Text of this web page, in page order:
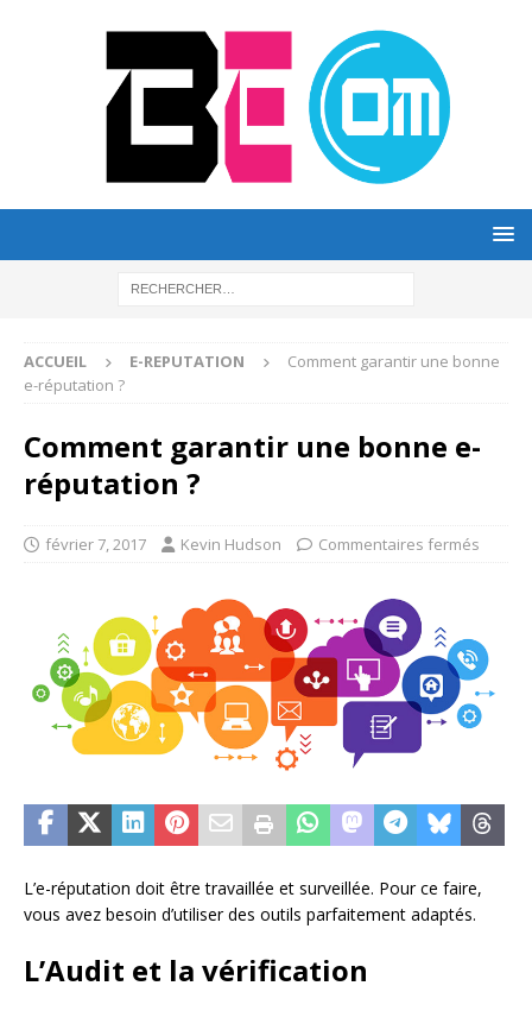
ACCUEIL E-REPUTATION
Comment garantir une bonne
e-réputation ?
Comment garantir une bonne e-
réputation ?
février 7, 2017 Kevin Hudson Commentaires fermés
L’e-réputation doit être travaillée et surveillée. Pour ce faire,
vous avez besoin d’utiliser des outils parfaitement adaptés.
L’Audit et la vérification